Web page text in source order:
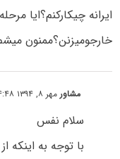
ایرانه چیکارکنم؟ایا
خارجومیزنن؟ممنون
مشاورمهر ۸, ۱۳۹۴ at ۴:۴۸ ب٫ظ
سلام نفس
با توجه به اینکه